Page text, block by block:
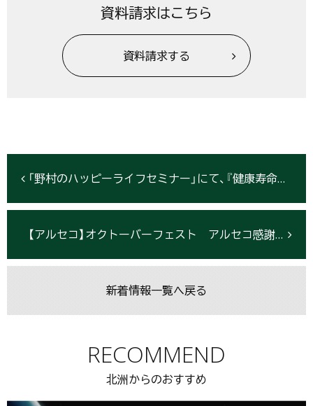
資料請求はこちら
資料請求する
「野村のハッピーライフセミナー」にて、『健康寿命を伸ばす！住宅リフォーム最前線』セミナーを開催＜6月16日仙台、6月24日盛岡＞
【アルセコ】オクトーバーフェスト アルセコ感謝祭2017
新着情報一覧へ戻る
RECOMMEND
北洲からのおすすめ